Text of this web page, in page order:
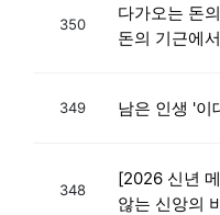
350
다가오는 돈
돈의 기근에서
349 남은 인생 '이
348
[2026 신년
않는 신앙의